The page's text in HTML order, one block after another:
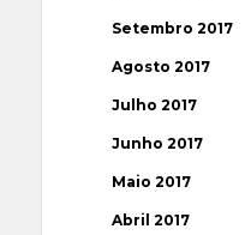
Setembro 2017
Agosto 2017
Julho 2017
Junho 2017
Maio 2017
Abril 2017